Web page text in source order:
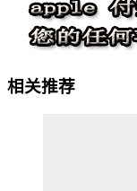
相关推荐